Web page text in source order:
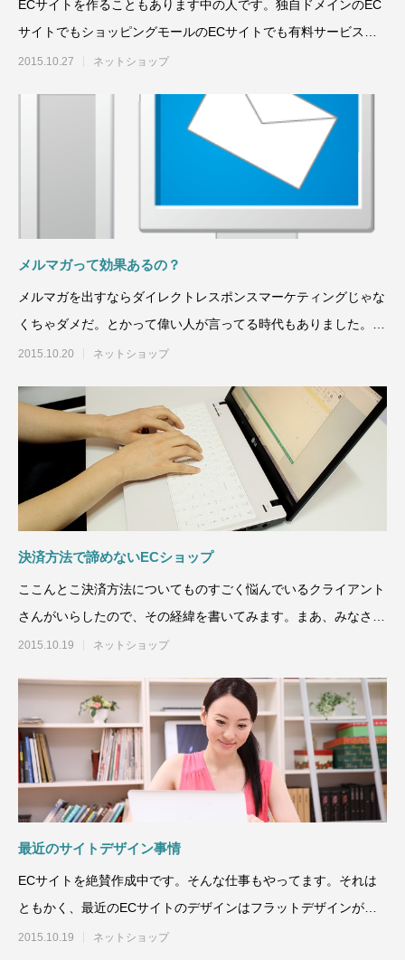
ECサイトを作ることもあります中の人です。独自ドメインのEC
サイトでもショッピングモールのECサイトでも有料サービスの
ショップでも、
2015.10.27 ネットショップ
メルマガって効果あるの？
メルマガを出すならダイレクトレスポンスマーケティングじゃな
くちゃダメだ。とかって偉い人が言ってる時代もありました。メ
ルマガ法が斜陽になっ
2015.10.20 ネットショップ
決済方法で諦めないECショップ
ここんとこ決済方法についてものすごく悩んでいるクライアント
さんがいらしたので、その経緯を書いてみます。まあ、みなさ
ん、そんなに決済方法で
2015.10.19 ネットショップ
最近のサイトデザイン事情
ECサイトを絶賛作成中です。そんな仕事もやってます。それは
ともかく、最近のECサイトのデザインはフラットデザインが主
流ですね。まだ古
2015.10.19 ネットショップ